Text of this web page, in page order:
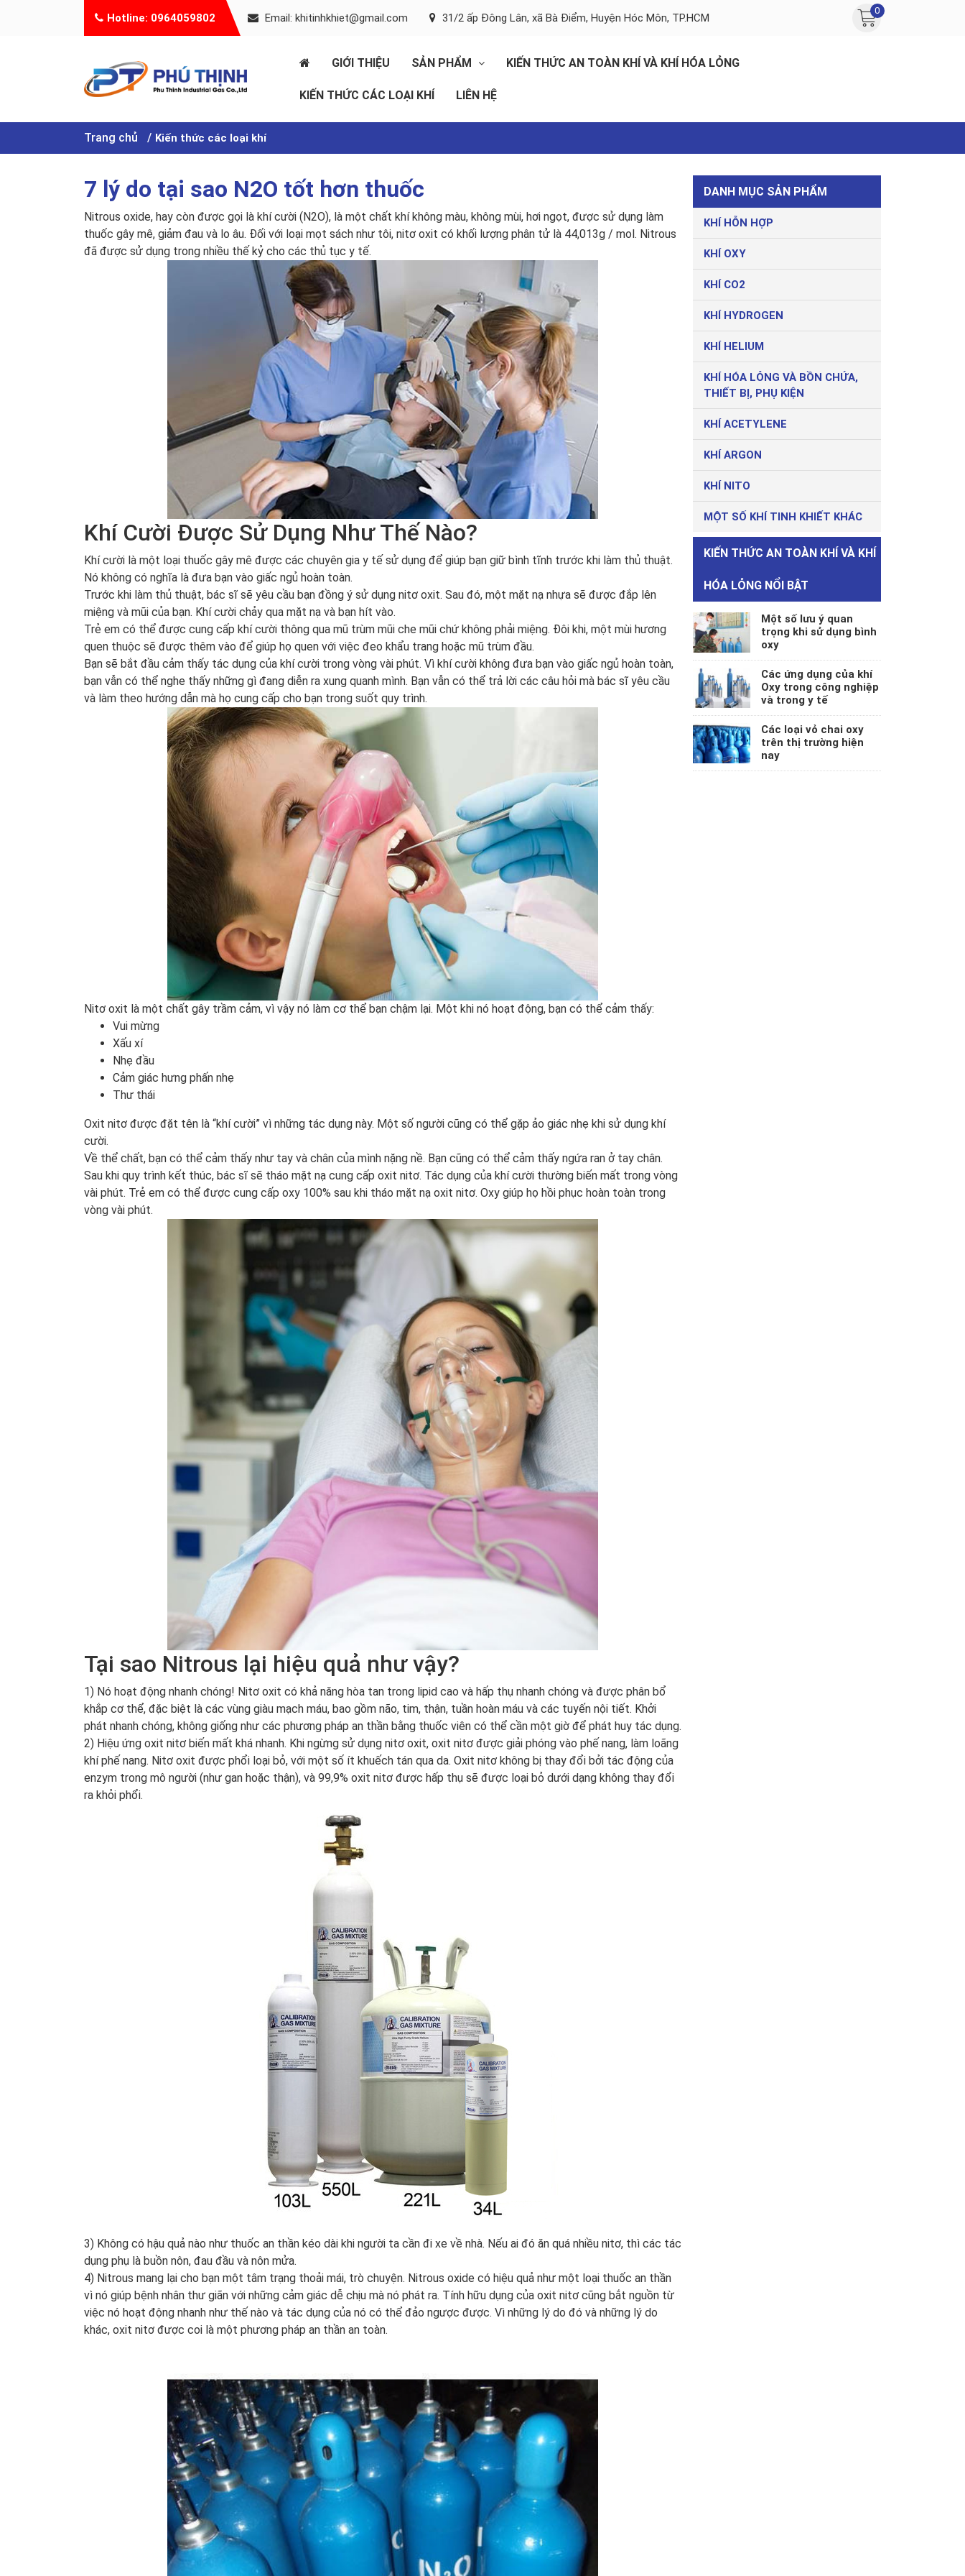
Hotline: 0964059802 Email: khitinhkhiet@gmail.com 31/2 ấp Đông Lân, xã Bà Điểm, Huyện Hóc Môn, TP.HCM
0
GIỚI THIỆU SẢN PHẨM KIẾN THỨC AN TOÀN KHÍ VÀ KHÍ HÓA LỎNG
KIẾN THỨC CÁC LOẠI KHÍ LIÊN HỆ
Trang chủ Kiến thức các loại khí
7 lý do tại sao N2O tốt hơn thuốc
Nitrous oxide, hay còn được gọi là khí cười (N2O), là một chất khí không màu, không mùi, hơi ngọt, được sử dụng làm
thuốc gây mê, giảm đau và lo âu. Đối với loại mọt sách như tôi, nitơ oxit có khối lượng phân tử là 44,013g / mol. Nitrous
đã được sử dụng trong nhiều thế kỷ cho các thủ tục y tế.
Khí Cười Được Sử Dụng Như Thế Nào?
Khí cười là một loại thuốc gây mê được các chuyên gia y tế sử dụng để giúp bạn giữ bình tĩnh trước khi làm thủ thuật.
Nó không có nghĩa là đưa bạn vào giấc ngủ hoàn toàn.
Trước khi làm thủ thuật, bác sĩ sẽ yêu cầu bạn đồng ý sử dụng nitơ oxit. Sau đó, một mặt nạ nhựa sẽ được đắp lên
miệng và mũi của bạn. Khí cười chảy qua mặt nạ và bạn hít vào.
Trẻ em có thể được cung cấp khí cười thông qua mũ trùm mũi che mũi chứ không phải miệng. Đôi khi, một mùi hương
quen thuộc sẽ được thêm vào để giúp họ quen với việc đeo khẩu trang hoặc mũ trùm đầu.
Bạn sẽ bắt đầu cảm thấy tác dụng của khí cười trong vòng vài phút. Vì khí cười không đưa bạn vào giấc ngủ hoàn toàn,
bạn vẫn có thể nghe thấy những gì đang diễn ra xung quanh mình. Bạn vẫn có thể trả lời các câu hỏi mà bác sĩ yêu cầu
và làm theo hướng dẫn mà họ cung cấp cho bạn trong suốt quy trình.
Nitơ oxit là một chất gây trầm cảm, vì vậy nó làm cơ thể bạn chậm lại. Một khi nó hoạt động, bạn có thể cảm thấy:
Vui mừng
Xấu xí
Nhẹ đầu
Cảm giác hưng phấn nhẹ
Thư thái
Oxit nitơ được đặt tên là “khí cười” vì những tác dụng này. Một số người cũng có thể gặp ảo giác nhẹ khi sử dụng khí
cười.
Về thể chất, bạn có thể cảm thấy như tay và chân của mình nặng nề. Bạn cũng có thể cảm thấy ngứa ran ở tay chân.
Sau khi quy trình kết thúc, bác sĩ sẽ tháo mặt nạ cung cấp oxit nitơ. Tác dụng của khí cười thường biến mất trong vòng
vài phút. Trẻ em có thể được cung cấp oxy 100% sau khi tháo mặt nạ oxit nitơ. Oxy giúp họ hồi phục hoàn toàn trong
vòng vài phút.
Tại sao Nitrous lại hiệu quả như vậy?
1) Nó hoạt động nhanh chóng! Nitơ oxit có khả năng hòa tan trong lipid cao và hấp thụ nhanh chóng và được phân bổ
khắp cơ thể, đặc biệt là các vùng giàu mạch máu, bao gồm não, tim, thận, tuần hoàn máu và các tuyến nội tiết. Khởi
phát nhanh chóng, không giống như các phương pháp an thần bằng thuốc viên có thể cần một giờ để phát huy tác dụng.
2) Hiệu ứng oxit nitơ biến mất khá nhanh. Khi ngừng sử dụng nitơ oxit, oxit nitơ được giải phóng vào phế nang, làm loãng
khí phế nang. Nitơ oxit được phổi loại bỏ, với một số ít khuếch tán qua da. Oxit nitơ không bị thay đổi bởi tác động của
enzym trong mô người (như gan hoặc thận), và 99,9% oxit nitơ được hấp thụ sẽ được loại bỏ dưới dạng không thay đổi
ra khỏi phổi.
3) Không có hậu quả nào như thuốc an thần kéo dài khi người ta cần đi xe về nhà. Nếu ai đó ăn quá nhiều nitơ, thì các tác
dụng phụ là buồn nôn, đau đầu và nôn mửa.
4) Nitrous mang lại cho bạn một tâm trạng thoải mái, trò chuyện. Nitrous oxide có hiệu quả như một loại thuốc an thần
vì nó giúp bệnh nhân thư giãn với những cảm giác dễ chịu mà nó phát ra. Tính hữu dụng của oxit nitơ cũng bắt nguồn từ
việc nó hoạt động nhanh như thế nào và tác dụng của nó có thể đảo ngược được. Vì những lý do đó và những lý do
khác, oxit nitơ được coi là một phương pháp an thần an toàn.
DANH MỤC SẢN PHẨM
KHÍ HỖN HỢP
KHÍ OXY
KHÍ CO2
KHÍ HYDROGEN
KHÍ HELIUM
KHÍ HÓA LỎNG VÀ BỒN CHỨA,
THIẾT BỊ, PHỤ KIỆN
KHÍ ACETYLENE
KHÍ ARGON
KHÍ NITO
MỘT SỐ KHÍ TINH KHIẾT KHÁC
KIẾN THỨC AN TOÀN KHÍ VÀ KHÍ
HÓA LỎNG NỔI BẬT
Một số lưu ý quan
trọng khi sử dụng bình
oxy
Các ứng dụng của khí
Oxy trong công nghiệp
và trong y tế
Các loại vỏ chai oxy
trên thị trường hiện
nay